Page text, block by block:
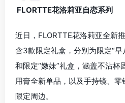
FLORTTE花洛莉亚自恋系列
近日，FLORTTE花洛莉亚全新
含3款限定礼盒，分别为限定“早
和限定“嫩妹”礼盒，涵盖不沾杯
用膏全新单品，以及手持镜、
限定周边。